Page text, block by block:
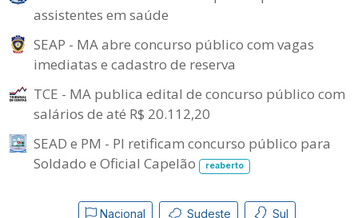
assistentes em saúde
SEAP - MA abre concurso público com vagas
imediatas e cadastro de reserva
TCE - MA publica edital de concurso público com
salários de até R$ 20.112,20
SEAD e PM - PI retificam concurso público para
Soldado e Oficial Capelão
reaberto
Nacional Sudeste Sul